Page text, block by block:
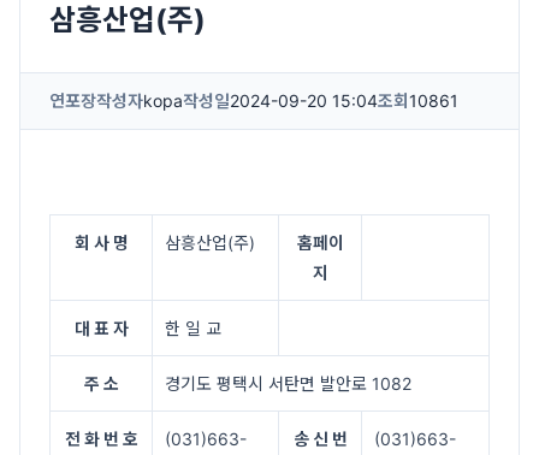
삼흥산업(주)
연포장작성자kopa작성일2024-09-20 15:04조회 10861
회 사 명 삼흥산업(주)
홈페이
지
대 표 자 한 일 교
주 소 경기도 평택시 서탄면 발안로 1082
전 화 번 호
(031)663-
송 신 번
(031)663-